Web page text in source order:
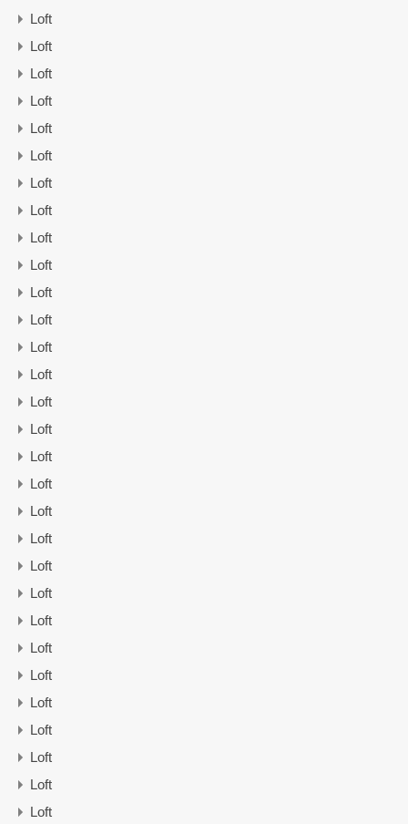
Loft
Loft
Loft
Loft
Loft
Loft
Loft
Loft
Loft
Loft
Loft
Loft
Loft
Loft
Loft
Loft
Loft
Loft
Loft
Loft
Loft
Loft
Loft
Loft
Loft
Loft
Loft
Loft
Loft
Loft